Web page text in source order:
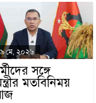
মে, ২০২৬
সঙ্গে
মতবিনিময়